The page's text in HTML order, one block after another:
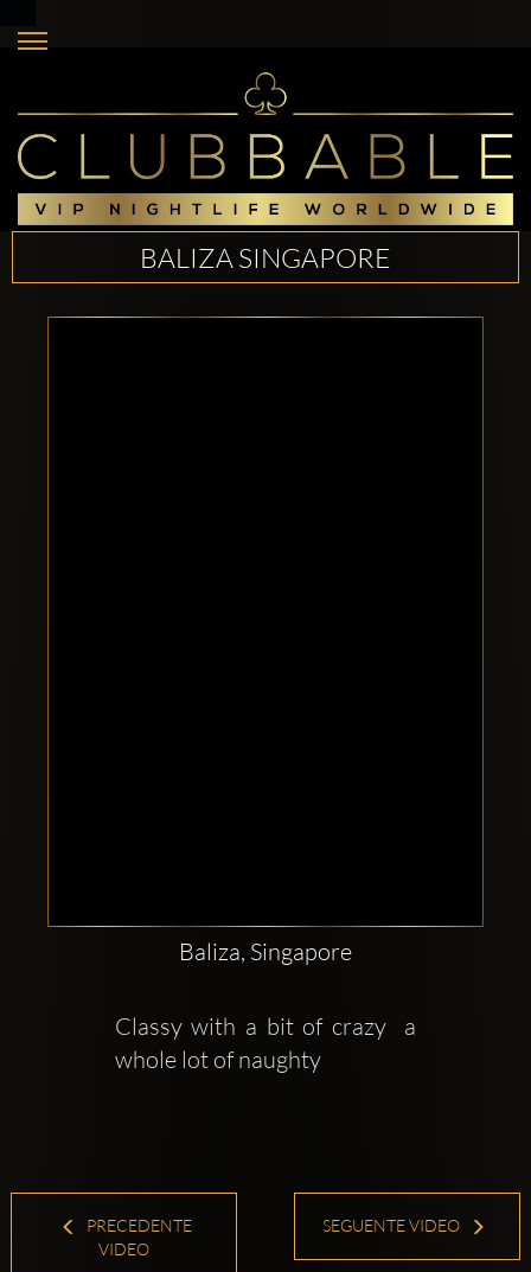
BALIZA SINGAPORE
Baliza, Singapore
Classy with a bit of crazy  a
whole lot of naughty
PRECEDENTE
VIDEO
SEGUENTE VIDEO